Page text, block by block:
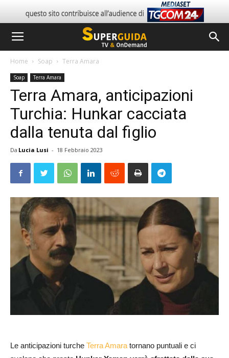
Home Soap Terra Amara
Soap Terra Amara
Terra Amara, anticipazioni
Turchia: Hunkar cacciata
dalla tenuta dal figlio
Da Lucia Lusi - 18 Febbraio 2023
Le anticipazioni turche Terra Amara tornano puntuali e ci